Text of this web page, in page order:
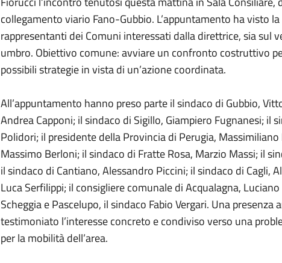
collegamento viario Fano-Gubbio. L’appuntamento ha visto
rappresentanti dei Comuni interessati dalla direttrice, sia sul
umbro. Obiettivo comune: avviare un confronto costruttivo
possibili strategie in vista di un’azione coordinata.
All’appuntamento hanno preso parte il sindaco di Gubbio,
Andrea Capponi; il sindaco di Sigillo, Giampiero Fugnanesi; il
Polidori; il presidente della Provincia di Perugia,
Massimo Berloni; il sindaco di Fratte Rosa, Marzio Massi; il
il sindaco di Cantiano, Alessandro Piccini; il sindaco di Cagli,
Luca Serfilippi; il consigliere comunale di Acqualagna,
Scheggia e Pascelupo, il sindaco Fabio Vergari. Una
testimoniato l’interesse concreto e condiviso verso una
per la mobilità dell’area.